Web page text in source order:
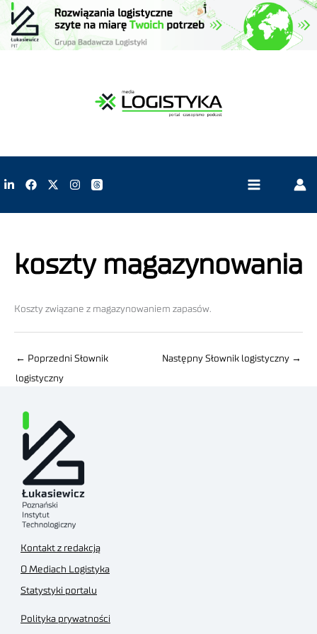
koszty magazynowania
Koszty związane z magazynowaniem zapasów.
← Poprzedni Słownik
logistyczny
Następny Słownik logistyczny →
Kontakt z redakcją
O Mediach Logistyka
Statystyki portalu
Polityka prywatności